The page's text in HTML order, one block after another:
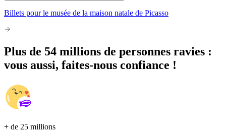
Billets pour le musée de la maison natale de Picasso
Plus de 54 millions de personnes ravies :
vous aussi, faites-nous confiance !
+ de 25 millions